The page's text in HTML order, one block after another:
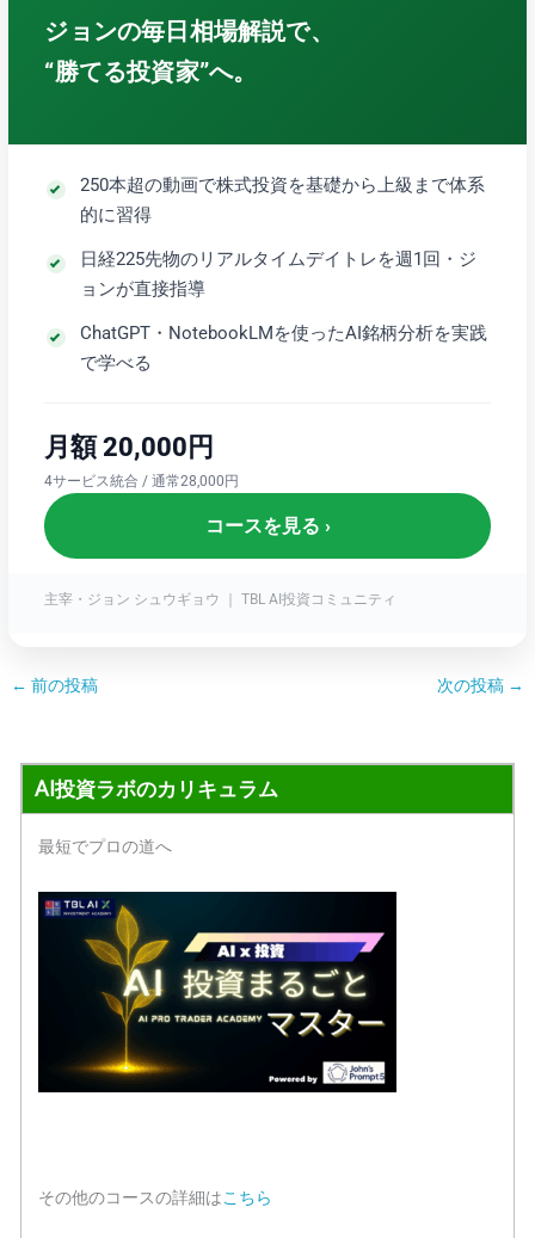
ジョンの毎日相場解説で、
“勝てる投資家”へ。
250本超の動画で株式投資を基礎から上級まで体系
的に習得
日経225先物のリアルタイムデイトレを週1回・ジ
ョンが直接指導
ChatGPT・NotebookLMを使ったAI銘柄分析を実践
で学べる
月額 20,000円
4サービス統合 / 通常28,000円
コースを見る ›
主宰・ジョン シュウギョウ ｜ TBL AI投資コミュニティ
← 前の投稿 次の投稿 →
AI投資ラボのカリキュラム
最短でプロの道へ
その他のコースの詳細はこちら